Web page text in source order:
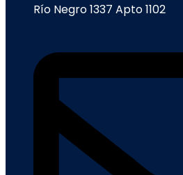
Río Negro 1337 Apto 1102